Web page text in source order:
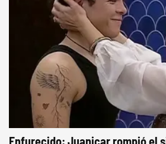
Enfurecido: Juanicar rompió el